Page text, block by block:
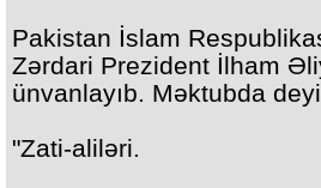
Pakistan İslam
Zərdari Prezident İlham
ünvanlayıb. Məktubda
"Zati-aliləri.